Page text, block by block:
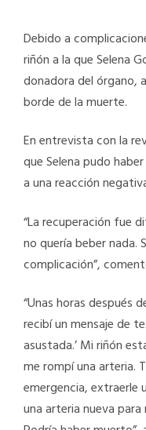
Debido a
riñón a la que Selena
donadora del órgano,
borde de la muerte.
En entrevista con la
que Selena pudo
a una reacción
“La recuperación fue
no quería beber nada.
complicación”,
“Unas horas después
recibí un mensaje de
asustada.’ Mi riñón
me rompí una arteria.
emergencia, extraerle
una arteria nueva